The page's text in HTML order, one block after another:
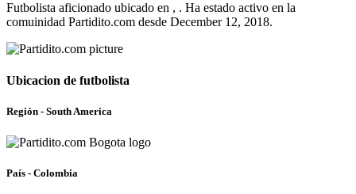
Futbolista aficionado ubicado en , . Ha estado activo en la
comuinidad Partidito.com desde December 12, 2018.
Ubicacion de futbolista
Región - South America
País - Colombia